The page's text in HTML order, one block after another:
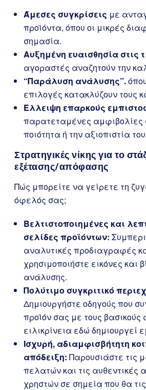
Άμεσες συγκρίσεις με
προϊόντα, όπου οι μικρές
σημασία.
Αυξημένη ευαισθησία στις
αγοραστές αναζητούν την
“Παράλυση ανάλυσης”.
επιλογές κατακλύζουν τους
Έλλειψη επαρκούς
παρατεταμένες αμφιβολίες
ποιότητα ή την αξιοπιστία
Στρατηγικές νίκης για το
εξέτασης/απόφασης
Πώς μπορείτε να γείρετε τη
όφελός σας;
Βελτιστοποιημένες και
σελίδες προϊόντων:
αναλυτικές προδιαγραφές
χρησιμοποιήστε εικόνες και
ανάλυσης.
Πολύτιμο συγκριτικό
Δημιουργήστε οδηγούς που
προϊόν σας με τους
ειλικρίνεια εδώ δημιουργεί
Ισχυρή, αδιαμφισβήτητη
απόδειξη: Παρουσιάστε τις
πελατών και τις αυθεντικές
χρηστών σε σημεία που θα